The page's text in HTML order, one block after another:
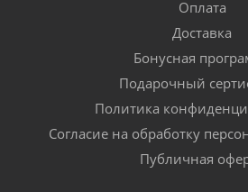
Оплата
Доставка
Бонусная
Подарочный
Политика
Согласие на обработку
Публичная